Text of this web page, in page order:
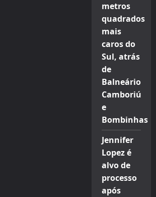
metros
quadrados
mais
caros do
Sul, atrás
de
Balneário
Camboriú
e
Bombinhas
Jennifer
Lopez é
alvo de
processo
após